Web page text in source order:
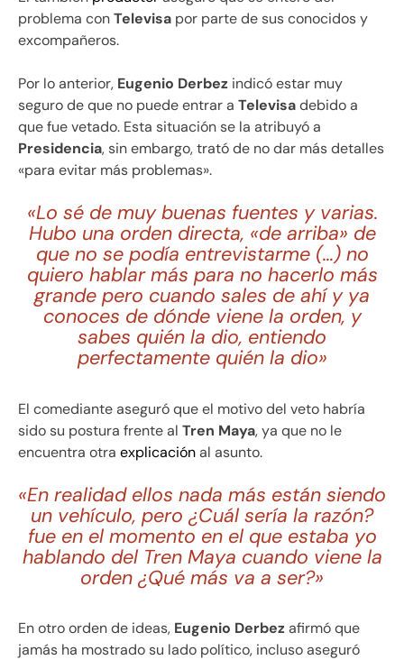
problema conTelevisa por parte de sus conocidos y
excompañeros.
Por lo anterior, Eugenio Derbez indicó estar muy
seguro de que no puede entrar a Televisadebido a
que fue vetado. Esta situación se la atribuyó a
Presidencia, sin embargo, trató de no dar más detalles
«para evitar más problemas».
«Lo sé de muy buenas fuentes y varias.
Hubo una orden directa, «de arriba» de
que no se podía entrevistarme (…) no
quiero hablar más para no hacerlo más
grande pero cuando sales de ahí y ya
conoces de dónde viene la orden, y
sabes quién la dio, entiendo
perfectamente quién la dio»
El comediante aseguró que el motivo del veto habría
sido su postura frente al Tren Maya, ya que no le
encuentra otra explicaciónal asunto.
«En realidad ellos nada más están siendo
un vehículo, pero ¿Cuál sería la razón?
fue en el momento en el que estaba yo
hablando del Tren Maya cuando viene la
orden ¿Qué más va a ser?»
En otro orden de ideas, Eugenio Derbezafirmó que
jamás ha mostrado su lado político, incluso aseguró